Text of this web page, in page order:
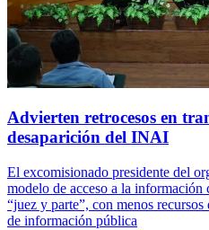
Advierten retrocesos en
desaparición del INAI
El excomisionado presidente del
modelo de acceso a la información
“juez y parte”, con menos
de información pública